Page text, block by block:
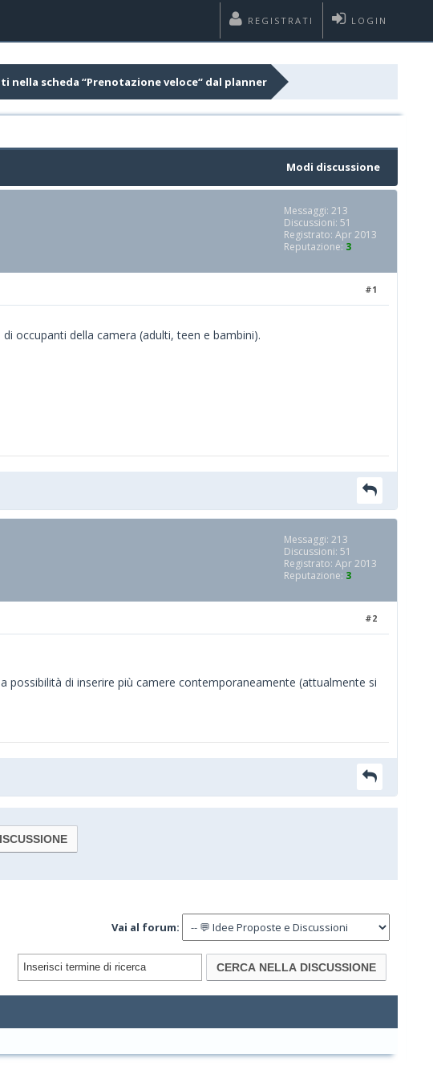
LOGIN
REGISTRATI
nella scheda “Prenotazione veloce“ dal planner
Modi discussione
Messaggi: 213
Discussioni: 51
Registrato: Apr 2013
Reputazione: 3
#1
occupanti della camera (adulti, teen e bambini).
Messaggi: 213
Discussioni: 51
Registrato: Apr 2013
Reputazione: 3
#2
di inserire più camere contemporaneamente (attualmente si
Vai al forum: